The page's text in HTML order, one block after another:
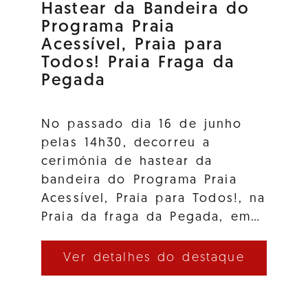
Hastear da Bandeira do
Programa Praia
Acessível, Praia para
Todos! Praia Fraga da
Pegada
No passado dia 16 de junho
pelas 14h30, decorreu a
cerimónia de hastear da
bandeira do Programa Praia
Acessível, Praia para Todos!, na
Praia da fraga da Pegada, em…
Ver detalhes do destaque